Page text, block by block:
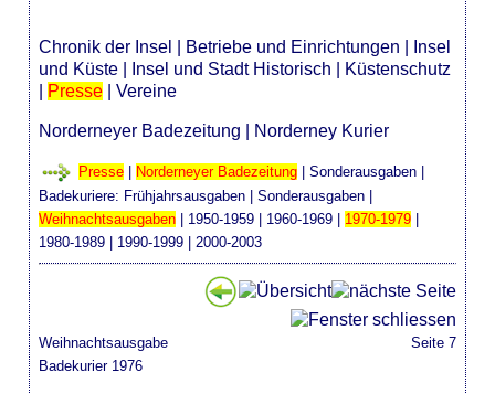
Chronik der Insel Betriebe und Einrichtungen
Insel
und Küste
Insel und Stadt Historisch
Küstenschutz
Presse |Vereine
Norderneyer Badezeitung Norderney Kurier
Presse Norderneyer Badezeitung |Sonderausgaben
Badekuriere: Frühjahrsausgaben |Sonderausgaben |
Weihnachtsausgaben | 1950-1959 | 1960-1969 | 1970-1979 |
1980-1989 | 1990-1999 | 2000-2003
Weihnachtsausgabe
Badekurier 1976
Seite 7